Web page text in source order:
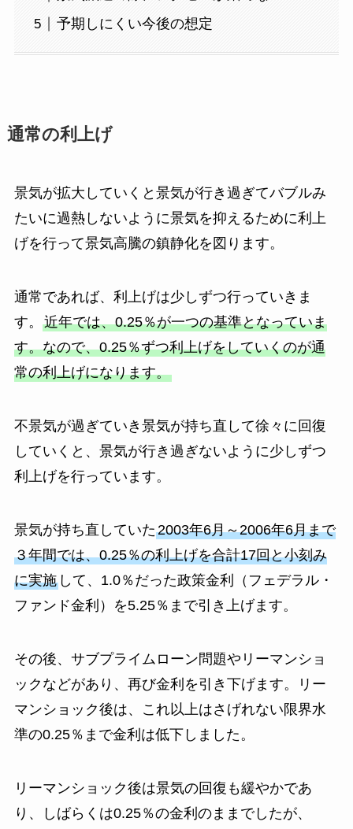
予期しにくい今後の想定
通常の利上げ
景気が拡大していくと景気が行き過ぎてバブルみ
たいに過熱しないように景気を抑えるために利上
げを行って景気高騰の鎮静化を図ります。
通常であれば、利上げは少しずつ行っていきま
す。 近年では、0.25％が一つの基準となっていま
す。なので、0.25％ずつ利上げをしていくのが通
常の利上げになります。
不景気が過ぎていき景気が持ち直して徐々に回復
していくと、景気が行き過ぎないように少しずつ
利上げを行っています。
景気が持ち直していた2003年6月～2006年6月まで
３年間では、0.25％の利上げを合計17回と小刻み
に実施して、1.0％だった政策金利（フェデラル・
ファンド金利）を5.25％まで引き上げます。
その後、サブプライムローン問題やリーマンショ
ックなどがあり、再び金利を引き下げます。リー
マンショック後は、これ以上はさげれない限界水
準の0.25％まで金利は低下しました。
リーマンショック後は景気の回復も緩やかであ
り、しばらくは0.25％の金利のままでしたが、